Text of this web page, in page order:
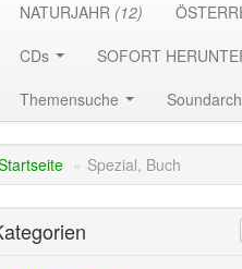
NATURJAHR (12)
CDs
SOFORT
Themensuche
» Spezial, Buch